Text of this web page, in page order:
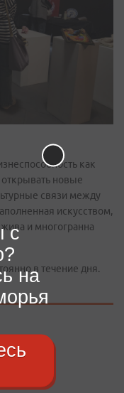
как
новые
связи между
искусством,
и многогранна
в течение дня.
с
на